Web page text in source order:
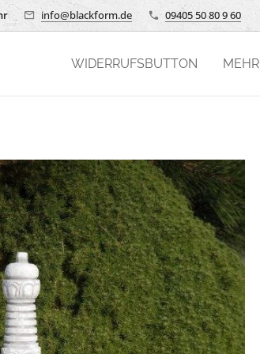
info@blackform.de 09405 50 80 9 60
WIDERRUFSBUTTON MEHR